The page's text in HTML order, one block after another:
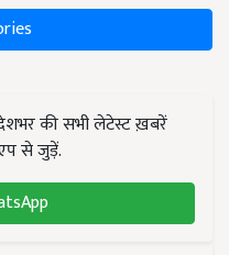
की सभी लेटेस्ट ख़बरें
से जुड़ें.